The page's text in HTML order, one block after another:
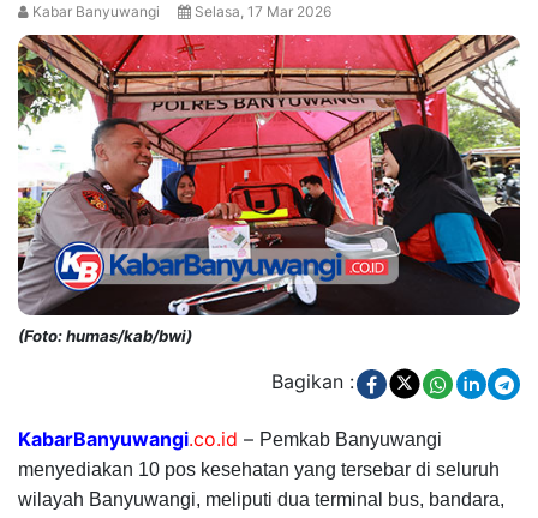
Kabar Banyuwangi Selasa, 17 Mar 2026
(Foto: humas/kab/bwi)
Bagikan :
KabarBanyuwangi.co.id – Pemkab Banyuwangi
menyediakan 10 pos kesehatan yang tersebar di seluruh
wilayah Banyuwangi, meliputi dua terminal bus, bandara,